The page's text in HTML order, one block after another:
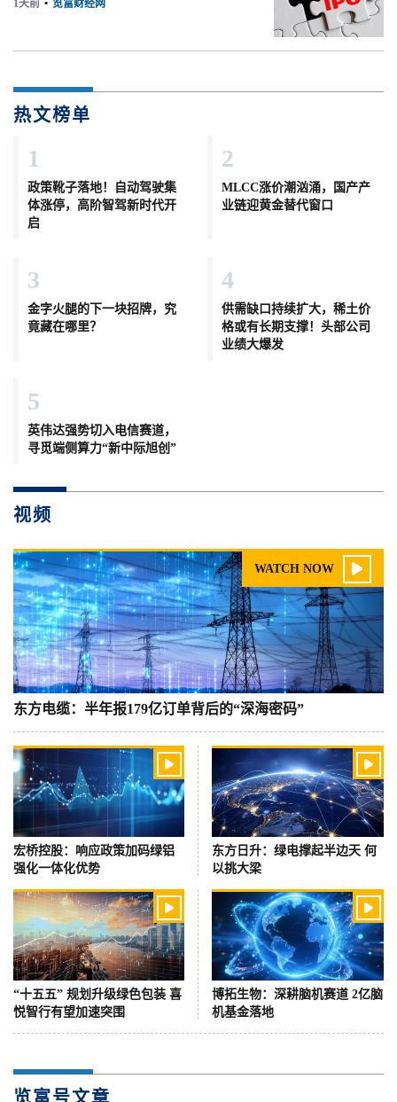
1天前 • 览富财经网
热文榜单
1
政策靴子落地！自动驾驶集
体涨停，高阶智驾新时代开
启
2
MLCC涨价潮汹涌，国产产
业链迎黄金替代窗口
3
金字火腿的下一块招牌，究
竟藏在哪里？
4
供需缺口持续扩大，稀土价
格或有长期支撑！头部公司
业绩大爆发
5
英伟达强势切入电信赛道，
寻觅端侧算力“新中际旭创”
视频
WATCH NOW 
东方电缆：半年报179亿订单背后的“深海密码”

宏桥控股：响应政策加码绿铝
强化一体化优势

东方日升：绿电撑起半边天 何
以挑大梁

“十五五” 规划升级绿色包装 喜
悦智行有望加速突围

博拓生物：深耕脑机赛道 2亿脑
机基金落地
览富号文章